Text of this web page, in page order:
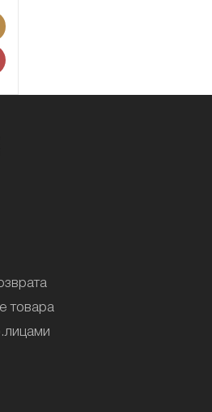
товара